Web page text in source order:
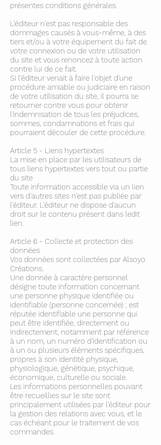
présentes conditions générales.
L'éditeur n'est pas responsable des
dommages causés à vous-même, à des
tiers et/ou à votre équipement du fait de
votre connexion ou de votre utilisation
du site et vous renoncez à toute action
contre lui de ce fait.
Si l'éditeur venait à faire l'objet d'une
procédure amiable ou judiciaire en raison
de votre utilisation du site, il pourra se
retourner contre vous pour obtenir
l'indemnisation de tous les préjudices,
sommes, condamnations et frais qui
pourraient découler de cette procédure.
Article 5 - Liens hypertextes
La mise en place par les utilisateurs de
tous liens hypertextes vers tout ou partie
du site
Toute information accessible via un lien
vers d'autres sites n'est pas publiée par
l'éditeur. L'éditeur ne dispose d'aucun
droit sur le contenu présent dans ledit
lien.
Article 6 - Collecte et protection des
données
Vos données sont collectées par Alsoyo
Créations.
Une donnée à caractère personnel
désigne toute information concernant
une personne physique identifiée ou
identifiable (personne concernée) ; est
réputée identifiable une personne qui
peut être identifiée, directement ou
indirectement, notamment par référence
à un nom, un numéro d'identification ou
à un ou plusieurs éléments spécifiques,
propres à son identité physique,
physiologique, génétique, psychique,
économique, culturelle ou sociale.
Les informations personnelles pouvant
être recueillies sur le site sont
principalement utilisées par l'éditeur pour
la gestion des relations avec vous, et le
cas échéant pour le traitement de vos
commandes.